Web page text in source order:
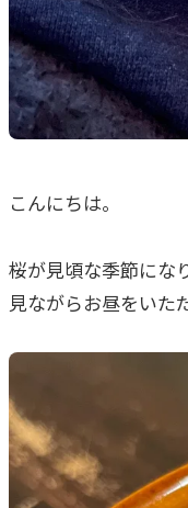
こんにちは。
桜が見頃な季節にな
見ながらお昼をいた